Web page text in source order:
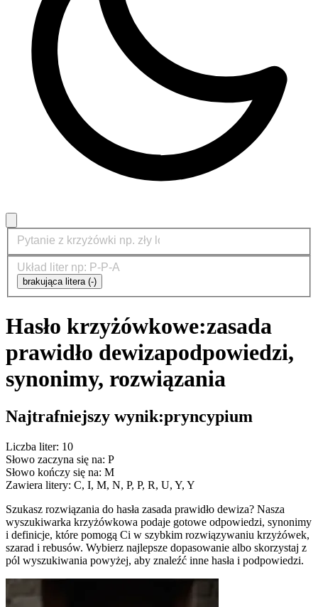
brakująca litera (-)
Hasło krzyżówkowe:zasada
prawidło dewizapodpowiedzi,
synonimy, rozwiązania
Najtrafniejszy wynik:pryncypium
Liczba liter: 10
Słowo zaczyna się na: P
Słowo kończy się na: M
Zawiera litery: C, I, M, N, P, P, R, U, Y, Y
Szukasz rozwiązania do hasła zasada prawidło dewiza? Nasza
wyszukiwarka krzyżówkowa podaje gotowe odpowiedzi, synonimy
i definicje, które pomogą Ci w szybkim rozwiązywaniu krzyżówek,
szarad i rebusów. Wybierz najlepsze dopasowanie albo skorzystaj z
pól wyszukiwania powyżej, aby znaleźć inne hasła i podpowiedzi.